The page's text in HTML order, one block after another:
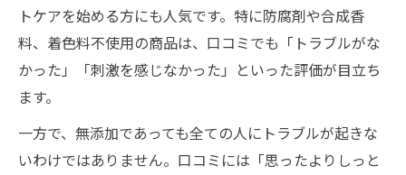
トケアを始める方にも人気です。特に防腐剤や合成香
料、着色料不使用の商品は、口コミでも「トラブルがな
かった」「刺激を感じなかった」といった評価が目立ち
ます。
一方で、無添加であっても全ての人にトラブルが起きな
いわけではありません。口コミには「思ったよりしっと